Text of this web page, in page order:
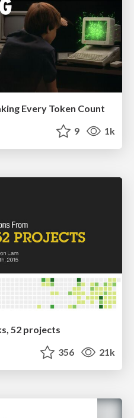
Every Token Count
9 1k
52 projects
356 21k